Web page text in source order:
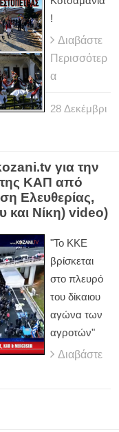
!
Διαβάστε
Περισσότερ
α
28 Δεκέμβρι
για την
ΚΑΠ από
Ελευθερίας,
και Νίκη) video)
"Το ΚΚΕ
βρίσκεται
στο πλευρό
του δίκαιου
αγώνα των
αγροτών"
Διαβάστε